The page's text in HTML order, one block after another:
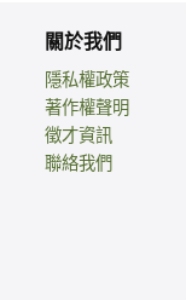
關於我們
隱私權政策
著作權聲明
徵才資訊
聯絡我們